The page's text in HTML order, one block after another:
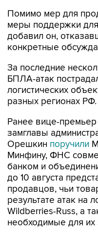
Помимо мер для
меры поддержки
добавил он,
конкретные
За последние
БПЛА-атак
логистических
разных регионах РФ.
Ранее вице-
замглавы
Орешкин поручили
Минфину, ФНС
банком и
до 10 августа
продавцов, чьи
результате атак на
Wildberries-Russ, а
необходимые для их